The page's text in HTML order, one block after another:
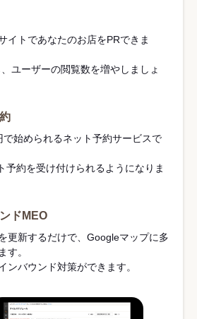
イトであなたのお店をPRできま
ユーザーの閲覧数を増やしましょ
始められるネット予約サービスで
予約を受け付けられるようになりま
ドMEO
更新するだけで、Googleマップに多
す。
ンバウンド対策ができます。